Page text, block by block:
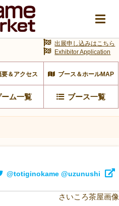
要＆アクセス ブース＆ホールMAP
ーム一覧 ブース一覧
出展申し込みはこちら
Exhibitor Application
@totiginokame @uzunushi